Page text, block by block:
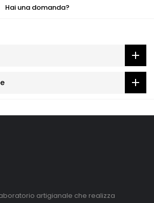
Hai una domanda?
artigianale che realizza